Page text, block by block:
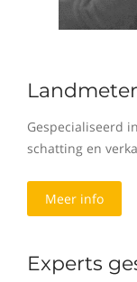
Gespecialiseerd
schatting en
Meer info
Experts